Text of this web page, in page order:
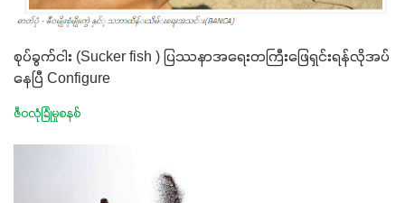
စုပ်ခွက်ငါး (Sucker fish ) ပြဿနာအရေးတကြီးဖြေရှင်းရန်လိုအပ်
နေပြီ Configure
ဇီဝလုံခြုံမှုစနစ်